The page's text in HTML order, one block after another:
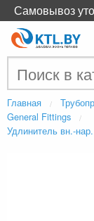
Главная
General Fittings
Удлинитель вн.-
Самовывоз